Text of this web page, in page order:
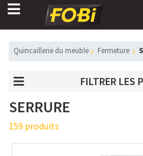
Quincaillerie du meuble Fermeture
FILTRER LES
SERRURE
159 produits